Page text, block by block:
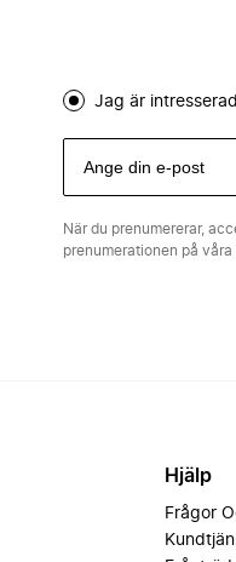
Jag är
När du prenumererar,
prenumerationen på
Hjälp
Frågor